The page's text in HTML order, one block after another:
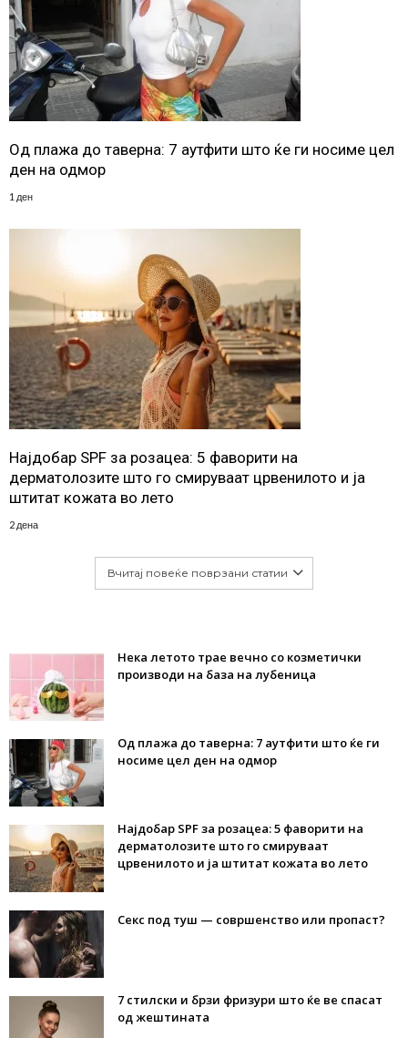
Од плажа до таверна: 7 аутфити што ќе ги носиме цел
ден на одмор
1 ден
Најдобар SPF за розацеа: 5 фаворити на
дерматолозите што го смируваат црвенилото и ја
штитат кожата во лето
2 дена
Вчитај повеќе поврзани статии
Нека летото трае вечно со козметички
производи на база на лубеница
Од плажа до таверна: 7 аутфити што ќе ги
носиме цел ден на одмор
Најдобар SPF за розацеа: 5 фаворити на
дерматолозите што го смируваат
црвенилото и ја штитат кожата во лето
Секс под туш — совршенство или пропаст?
7 стилски и брзи фризури што ќе ве спасат
од жештината